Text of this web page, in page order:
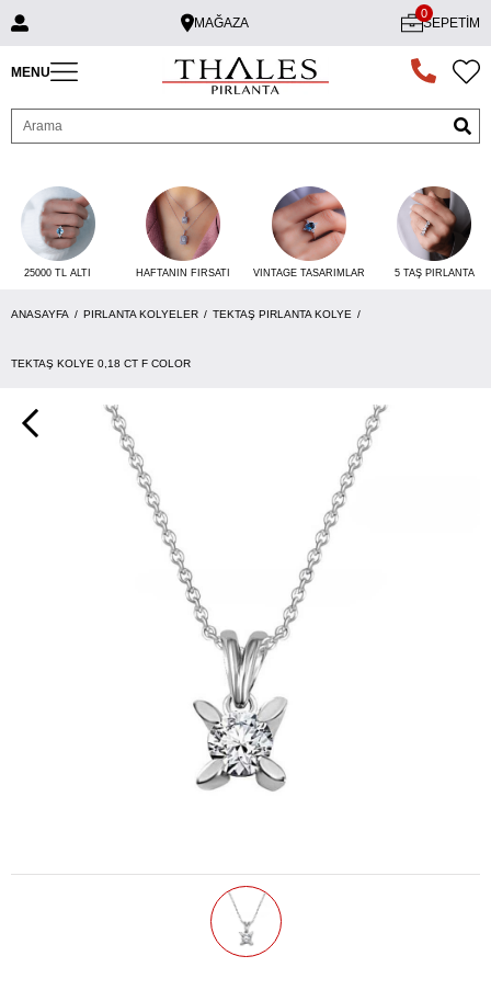
MAĞAZA SEPETIM
0
MENU
25000 TL ALTI HAFTANIN FIRSATI VINTAGE TASARIMLAR 5 TAŞ PIRLANTA
ANASAYFA PIRLANTA KOLYELER TEKTAŞ PIRLANTA KOLYE
TEKTAŞ KOLYE 0,18 CT F COLOR